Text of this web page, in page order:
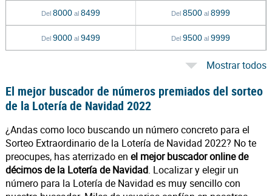
Del 8000al 8499 Del8500 al8999
Del 9000al 9499 Del9500 al9999
Mostrar todos
El mejor buscador de números premiados del sorteo
de la Lotería de Navidad 2022
¿Andas como loco buscando un número concreto para el
Sorteo Extraordinario de la Lotería de Navidad 2022? No te
preocupes, has aterrizado en el mejor buscador online de
décimos de la Lotería de Navidad. Localizar y elegir un
número para la Lotería de Navidad es muy sencillo con